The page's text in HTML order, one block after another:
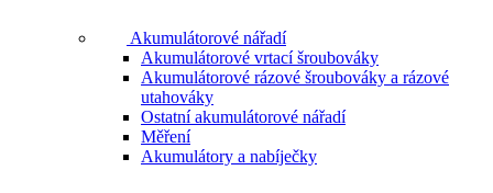
Akumulátorové nářadí
Akumulátorové vrtací šroubováky
Akumulátorové rázové šroubováky a rázové
utahováky
Ostatní akumulátorové nářadí
Měření
Akumulátory a nabíječky